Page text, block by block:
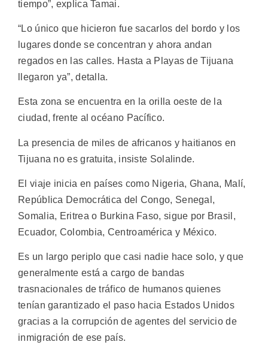
tiempo”, explica Tamai.
“Lo único que hicieron fue sacarlos del bordo y los
lugares donde se concentran y ahora andan
regados en las calles. Hasta a Playas de Tijuana
llegaron ya”, detalla.
Esta zona se encuentra en la orilla oeste de la
ciudad, frente al océano Pacífico.
La presencia de miles de africanos y haitianos en
Tijuana no es gratuita, insiste Solalinde.
El viaje inicia en países como Nigeria, Ghana, Malí,
República Democrática del Congo, Senegal,
Somalia, Eritrea o Burkina Faso, sigue por Brasil,
Ecuador, Colombia, Centroamérica y México.
Es un largo periplo que casi nadie hace solo, y que
generalmente está a cargo de bandas
trasnacionales de tráfico de humanos quienes
tenían garantizado el paso hacia Estados Unidos
gracias a la corrupción de agentes del servicio de
inmigración de ese país.